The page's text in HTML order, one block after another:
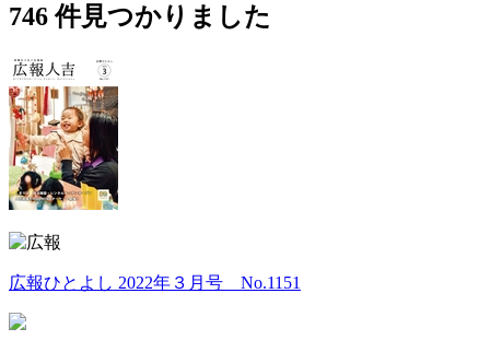
746件見つかりました
広報ひとよし 2022年３月号 No.1151